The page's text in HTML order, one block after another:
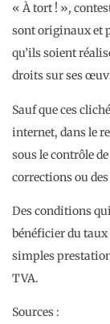
« À tort ! »,
sont originaux et
qu’ils soient
droits sur ses
Sauf que ces
internet, dans le
sous le contrôle
corrections ou
Des conditions
bénéficier du taux
simples
TVA.
Sources :